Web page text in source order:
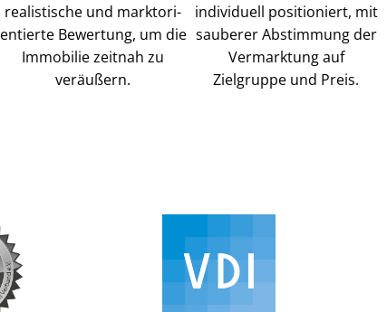
realistische und markt­ori­
en­tier­te Bewertung, um die
Immobilie zeitnah zu
veräußern.
individuell positioniert, mit
sauberer Abstimmung der
Vermarktung auf
Zielgruppe und Preis.